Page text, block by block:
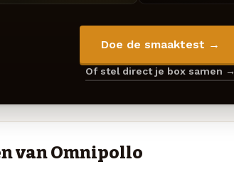
Doe de smaaktest →
Of stel direct je box samen →
van Omnipollo